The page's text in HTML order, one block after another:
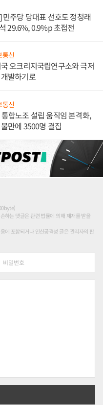
민주당 당대표 선호도 정청래
29.6%, 0.9%p 초접전
통신
오크리지국립연구소와 극저
발하기로
통신
합노조 설립 움직임 본격화,
만에 3500명 결집
하는 댓글은 관련 법률에 의해 제재를 받을
에 포함되거나 인신공격성 글은 관리자의 판